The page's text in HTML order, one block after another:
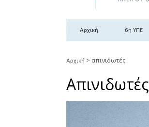
Αρχική 6η ΥΠΕ
Αρχική > απινιδωτές
Απινιδωτές